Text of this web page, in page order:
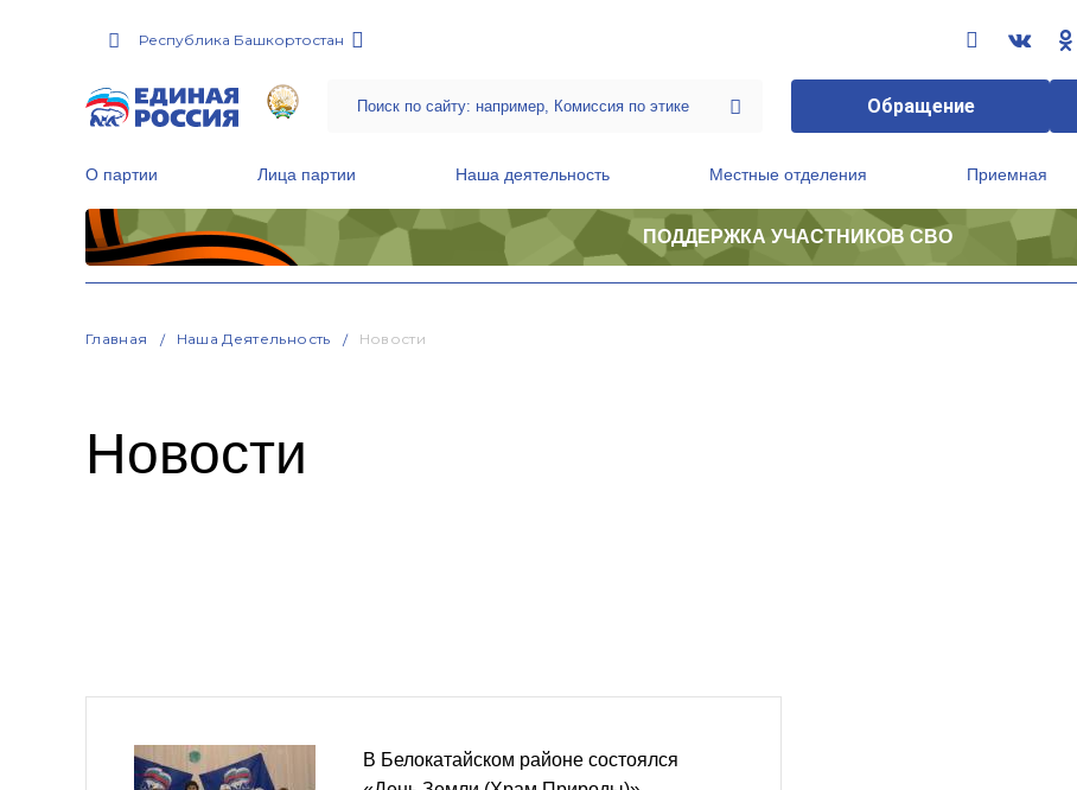
Республика Башкортостан
Обращение
О партии Лица партии Наша деятельность Местные отделения Приемная
ПОДДЕРЖКА УЧАСТНИКОВ СВО
Главная Наша Деятельность Новости
Новости
В Белокатайском районе состоялся